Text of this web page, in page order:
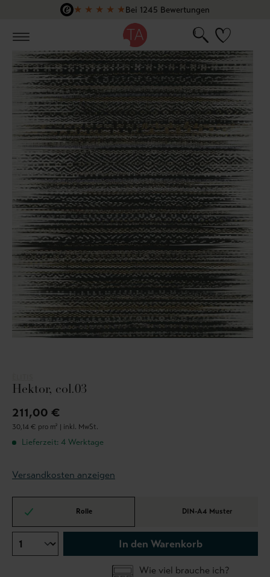
Zum Hauptinhalt springen
★ ★ ★ ★ ★Bei 1245 Bewertungen
Hektor, col.03
211,00 €
30,14 € pro m² | inkl. MwSt.
Lieferzeit: 4 Werktage
Versandkosten anzeigen
Rolle DIN-A4 Muster
In den Warenkorb
Wie viel brauche ich?